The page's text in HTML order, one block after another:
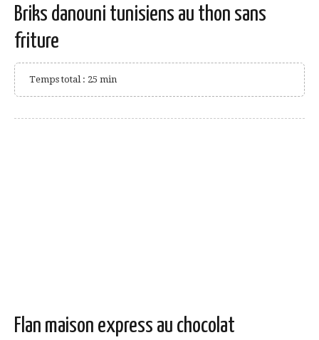
Briks danouni tunisiens au thon sans
friture
Temps total : 25 min
Flan maison express au chocolat